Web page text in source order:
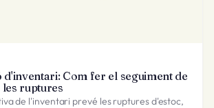
d'inventari: Com fer el seguiment de
ruptures
de l'inventari prevé les ruptures d'estoc,